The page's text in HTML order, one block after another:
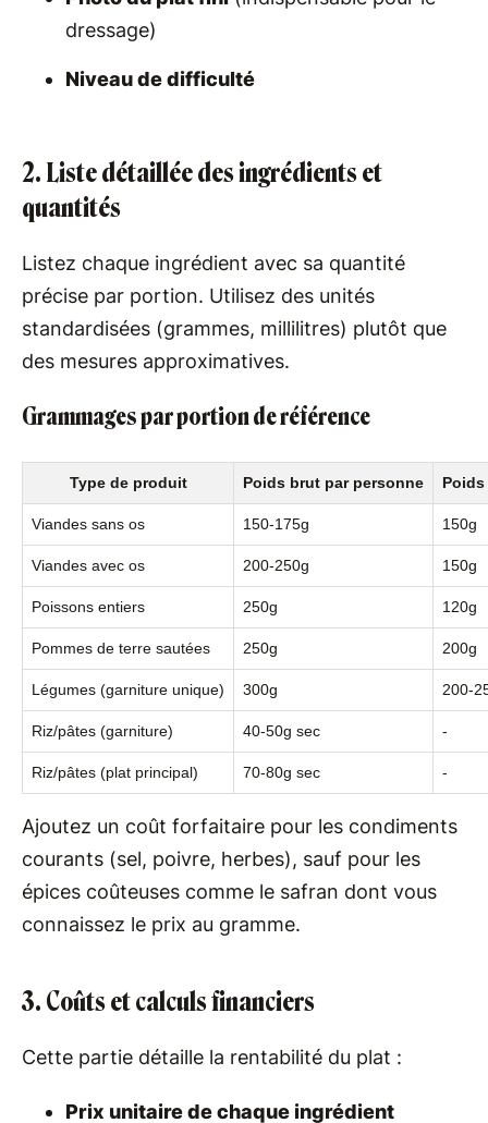
dressage)
Niveau de difficulté
2. Liste détaillée des ingrédients et
quantités
Listez chaque ingrédient avec sa quantité
précise par portion. Utilisez des unités
standardisées (grammes, millilitres) plutôt que
des mesures approximatives.
Grammages par portion de référence
Type de produit Poids brut par personne
Viandes sans os 150-175g 150g
Viandes avec os 200-250g 150g
Poissons entiers 250g 120g
Pommes de terre sautées 250g 200g
Légumes (garniture unique) 300g 200-
Riz/pâtes (garniture) 40-50g sec -
Riz/pâtes (plat principal) 70-80g sec -
Ajoutez un coût forfaitaire pour les condiments
courants (sel, poivre, herbes), sauf pour les
épices coûteuses comme le safran dont vous
connaissez le prix au gramme.
3. Coûts et calculs financiers
Cette partie détaille la rentabilité du plat :
Prix unitaire de chaque ingrédient